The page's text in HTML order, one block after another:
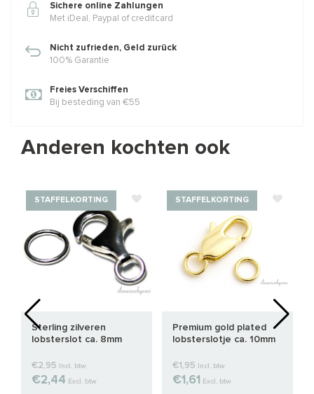
Sichere online Zahlungen
Met iDeal, Paypal of creditcard
Nicht zufrieden, Geld zurück
100% Garantie
Freies Verschiffen
Bij besteding van €55
Anderen kochten ook
STAFFELKORTING
Sterling zilveren
lobsterslot ca. 8mm
€2,95 Incl. btw
€2,44 Excl. btw
STAFFELKORTING
Premium gold plated
lobsterslotje ca. 10mm
€1,95 Incl. btw
€1,61 Excl. btw